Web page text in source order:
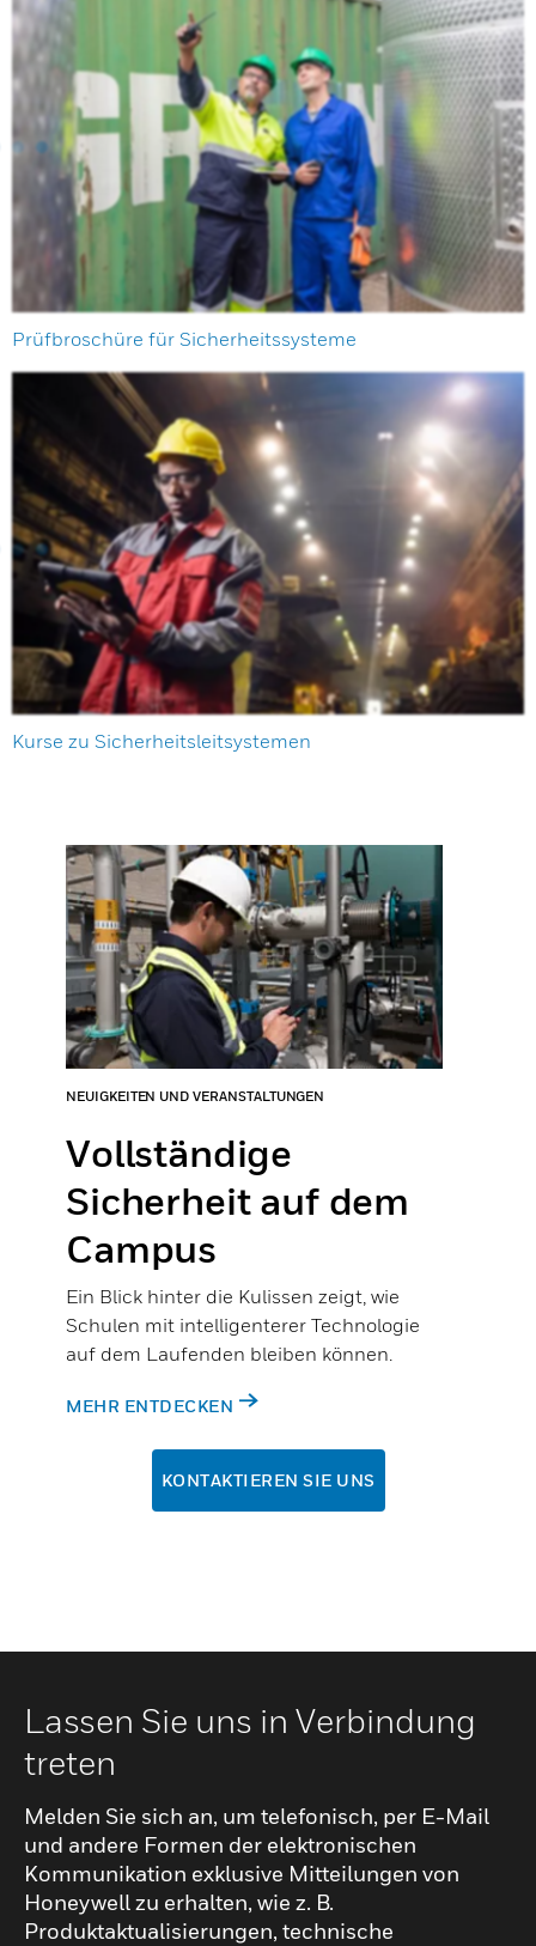
Prüfbroschüre für Sicherheitssysteme
Kurse zu Sicherheitsleitsystemen
NEUIGKEITEN UND VERANSTALTUNGEN
Vollständige
Sicherheit auf dem
Campus
Ein Blick hinter die Kulissen zeigt, wie
Schulen mit intelligenterer Technologie
auf dem Laufenden bleiben können.
MEHR ENTDECKEN
KONTAKTIEREN SIE UNS
Lassen Sie uns in Verbindung
treten
Melden Sie sich an, um telefonisch, per E-Mail
und andere Formen der elektronischen
Kommunikation exklusive Mitteilungen von
Honeywell zu erhalten, wie z. B.
Produktaktualisierungen, technische